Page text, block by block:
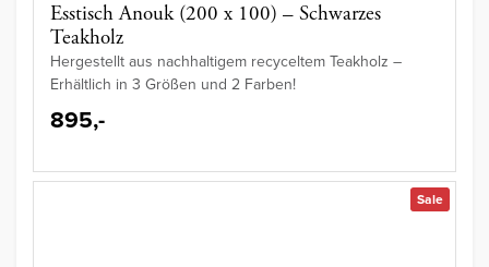
Esstisch Anouk (200 x 100) – Schwarzes
Teakholz
Hergestellt aus nachhaltigem recyceltem Teakholz –
Erhältlich in 3 Größen und 2 Farben!
895,-
Sale